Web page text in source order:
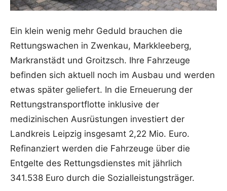
Ein klein wenig mehr Geduld brauchen die
Rettungswachen in Zwenkau, Markkleeberg,
Markranstädt und Groitzsch. Ihre Fahrzeuge
befinden sich aktuell noch im Ausbau und werden
etwas später geliefert. In die Erneuerung der
Rettungstransportflotte inklusive der
medizinischen Ausrüstungen investiert der
Landkreis Leipzig insgesamt 2,22 Mio. Euro.
Refinanziert werden die Fahrzeuge über die
Entgelte des Rettungsdienstes mit jährlich
341.538 Euro durch die Sozialleistungsträger.